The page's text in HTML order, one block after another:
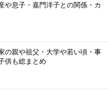
や息子・嘉門洋子との関係・カ
の親や祖父・大学や若い頃・事
供も総まとめ